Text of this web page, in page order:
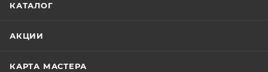
КАТАЛОГ
АКЦИИ
КАРТА МАСТЕРА